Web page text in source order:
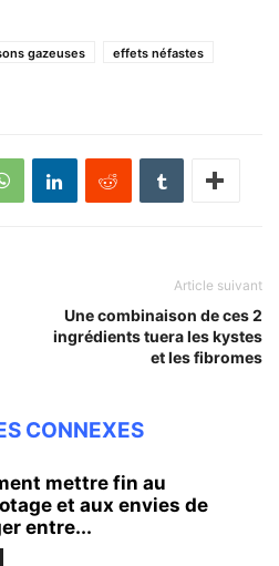
gazeuses
effets néfastes
Article suivant
Une combinaison de ces 2
ingrédients tuera les kystes
et les fibromes
CONNEXES
mettre fin au
et aux envies de
entre...